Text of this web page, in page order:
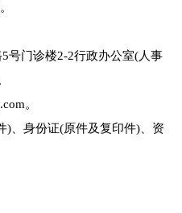
号门诊楼2-2行政办公室(人事
。
)、身份证(原件及复印件)、资